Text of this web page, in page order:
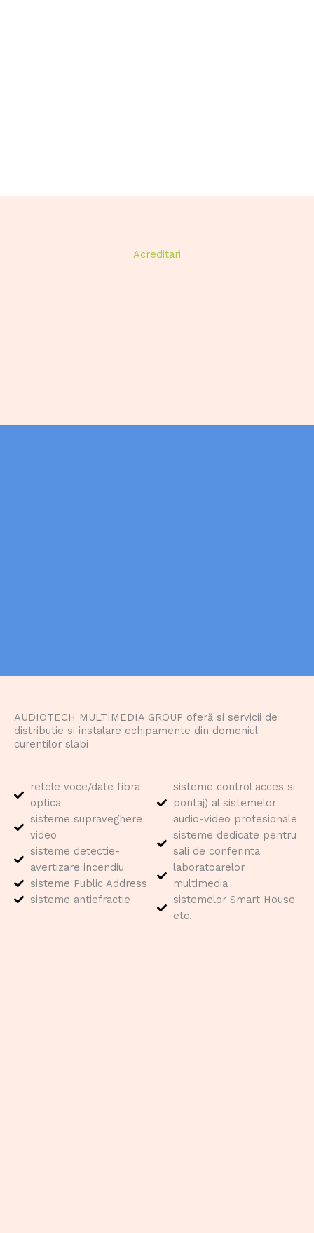
Acreditari
AUDIOTECH MULTIMEDIA GROUP oferă si servicii de
distributie si instalare echipamente din domeniul
curentilor slabi
retele voce/date fibra
optica
sisteme supraveghere
video
sisteme detectie-
avertizare incendiu
sisteme Public Address
sisteme antiefractie
sisteme control acces si
pontaj) al sistemelor
audio-video profesionale
sisteme dedicate pentru
sali de conferinta
laboratoarelor
multimedia
sistemelor Smart House
etc.